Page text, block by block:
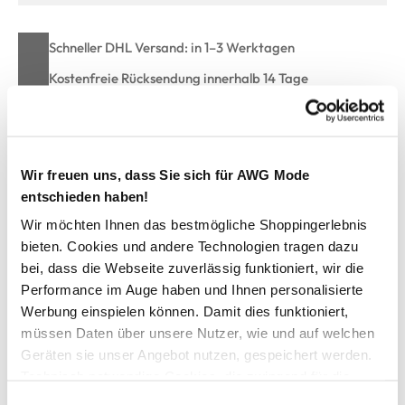
Wir freuen uns, dass Sie sich für AWG Mode
entschieden haben!
Wir möchten Ihnen das bestmögliche Shoppingerlebnis
bieten. Cookies und andere Technologien tragen dazu
bei, dass die Webseite zuverlässig funktioniert, wir die
Performance im Auge haben und Ihnen personalisierte
Werbung einspielen können. Damit dies funktioniert,
müssen Daten über unsere Nutzer, wie und auf welchen
Geräten sie unser Angebot nutzen, gespeichert werden.
Schneller DHL Versand: in 1–3 Werktagen
Kostenfreie Rücksendung innerhalb 14 Tage
Kostenlose Filiallieferung in Ihre Wunschfiliale
Zur Wunschliste hinzufügen
Hailys SS C TP LOVE YOU T-Shirt
Schönes Damen T-Shirt von Hailys
Mit Rundhals-Ausschnitt
Mit verschiedenen Motiven auf der Brust
Schmucksteine auf den Motiven